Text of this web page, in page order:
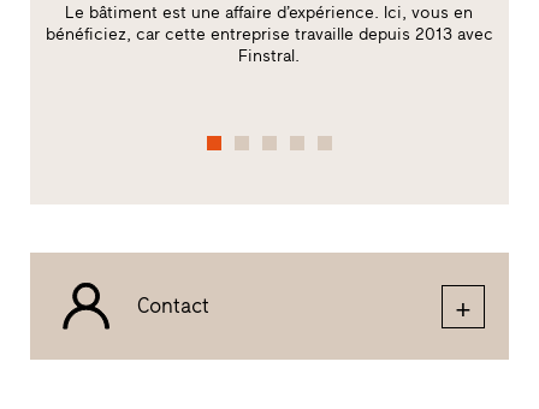
Le bâtiment est une affaire d’expérience. Ici, vous en
bénéficiez, car cette entreprise travaille depuis 2013 avec
Finstral.
Contact